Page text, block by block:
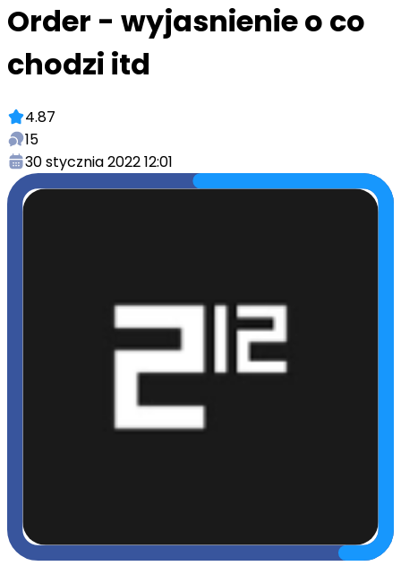
Order - wyjasnienie o co
chodzi itd
4.87
15
30 stycznia 2022 12:01